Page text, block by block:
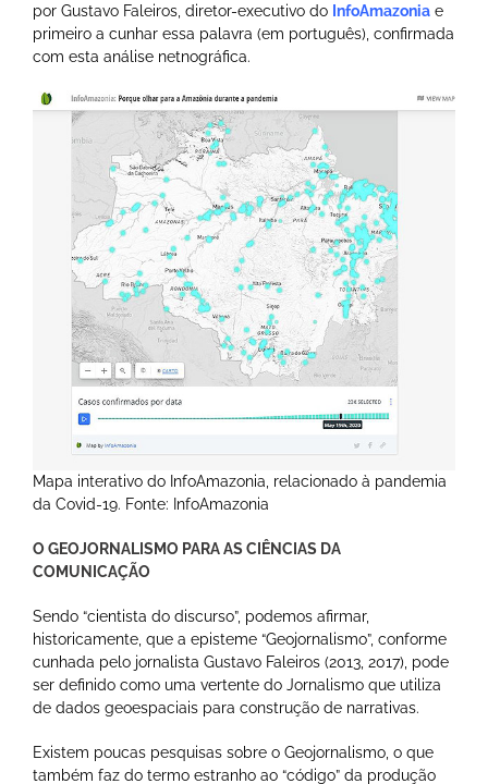
por Gustavo Faleiros, diretor-executivo do InfoAmazonia e
primeiro a cunhar essa palavra (em português), confirmada
com esta análise netnográfica.
Mapa interativo do InfoAmazonia, relacionado à pandemia
da Covid-19. Fonte: InfoAmazonia
O GEOJORNALISMO PARA AS CIÊNCIAS DA
COMUNICAÇÃO
Sendo “cientista do discurso”, podemos afirmar,
historicamente, que a episteme “Geojornalismo”, conforme
cunhada pelo jornalista Gustavo Faleiros (2013, 2017), pode
ser definido como uma vertente do Jornalismo que utiliza
de dados geoespaciais para construção de narrativas.
Existem poucas pesquisas sobre o Geojornalismo, o que
também faz do termo estranho ao “código” da produção